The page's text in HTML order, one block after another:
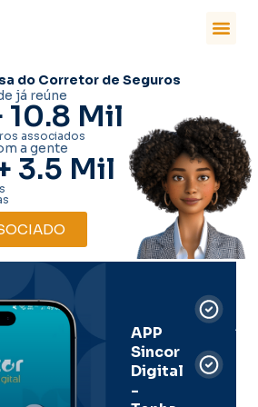
do Corretor de Seguros
já reúne
10.8 Mil
associados
a gente
3.5 Mil
APP
Sincor
Digital
-